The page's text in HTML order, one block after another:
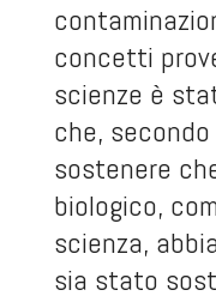
concetti
scienze è
che,
sostenere
biologico,
scienza,
sia stato